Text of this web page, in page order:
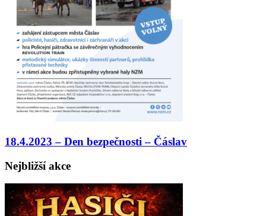
18.4.2023 – Den bezpečnosti – Čáslav
Nejbližší akce